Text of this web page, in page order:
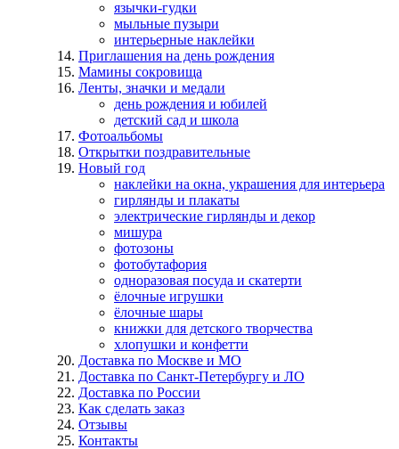
язычки-гудки
мыльные пузыри
интерьерные наклейки
Приглашения на день рождения
Мамины сокровища
Ленты, значки и медали
день рождения и юбилей
детский сад и школа
Фотоальбомы
Открытки поздравительные
Новый год
наклейки на окна, украшения для интерьера
гирлянды и плакаты
электрические гирлянды и декор
мишура
фотозоны
фотобутафория
одноразовая посуда и скатерти
ёлочные игрушки
ёлочные шары
книжки для детского творчества
хлопушки и конфетти
Доставка по Москве и МО
Доставка по Санкт-Петербургу и ЛО
Доставка по России
Как сделать заказ
Отзывы
Контакты